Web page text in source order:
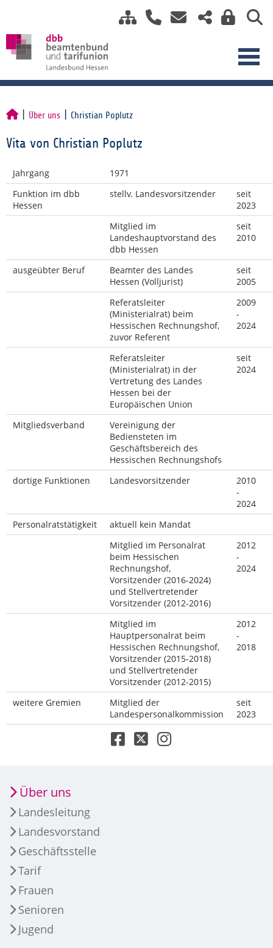
Über uns Christian Poplutz
Vita von Christian Poplutz
Jahrgang
1971
Funktion im dbb
Hessen
stellv. Landesvorsitzender
seit
2023
Mitglied im
Landeshauptvorstand des
dbb Hessen
seit
2010
ausgeübter Beruf
Beamter des Landes
Hessen (Volljurist)
seit
2005
Referatsleiter
(Ministerialrat) beim
Hessischen Rechnungshof,
zuvor Referent
2009
-
2024
Referatsleiter
(Ministerialrat) in der
Vertretung des Landes
Hessen bei der
Europäischen Union
seit
2024
Mitgliedsverband
Vereinigung der
Bediensteten im
Geschäftsbereich des
Hessischen Rechnungshofs
dortige Funktionen
Landesvorsitzender
2010
-
2024
Personalratstätigkeit
aktuell kein Mandat
Mitglied im Personalrat
beim Hessischen
Rechnungshof,
Vorsitzender (2016-2024)
und Stellvertretender
Vorsitzender (2012-2016)
2012
-
2024
Mitglied im
Hauptpersonalrat beim
Hessischen Rechnungshof,
Vorsitzender (2015-2018)
und Stellvertretender
Vorsitzender (2012-2015)
2012
-
2018
weitere Gremien
Mitglied der
Landespersonalkommission
seit
2023
Über uns
Landesleitung
Landesvorstand
Geschäftsstelle
Tarif
Frauen
Senioren
Jugend